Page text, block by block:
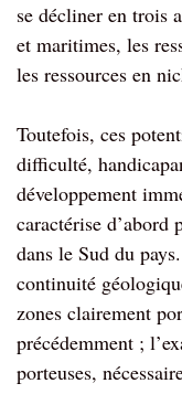
se décliner en trois
et maritimes, les
les ressources en
Toutefois, ces
difficulté,
développement
caractérise
dans le Sud du
continuité
zones clairement
précédemment ;
porteuses,